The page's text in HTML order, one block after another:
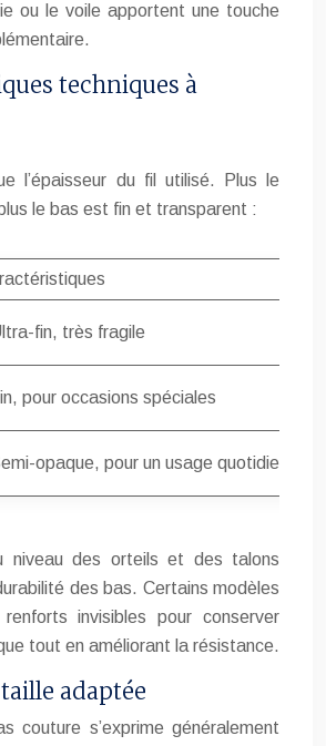
ou le voile apportent une touche
techniques à
l’épaisseur du fil utilisé. Plus le
le bas est fin et transparent :
fin, très fragile
pour occasions spéciales
opaque, pour un usage quotidien
niveau des orteils et des talons
des bas. Certains modèles
invisibles pour conserver
tout en améliorant la résistance.
adaptée
couture s’exprime généralement